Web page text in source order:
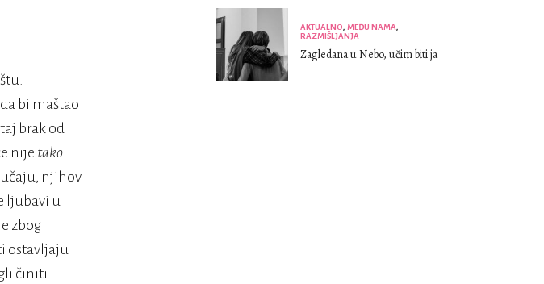
bi maštao
brak od
nije tako
njihov
ljubavi u
zbog
ostavljaju
činiti
AKTUALNO, MEĐU NAMA,
RAZMIŠLJANJA
Zagledana u Nebo, učim biti ja